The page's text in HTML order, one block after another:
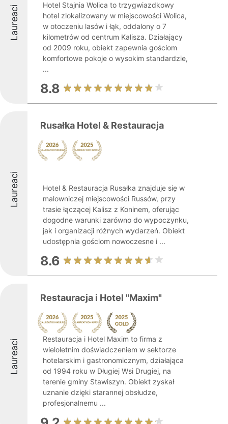
Laureaci
Hotel Stajnia Wolica to trzygwiazdkowy
hotel zlokalizowany w miejscowości Wolica,
w otoczeniu lasów i łąk, oddalony o 7
kilometrów od centrum Kalisza. Działający
od 2009 roku, obiekt zapewnia gościom
komfortowe pokoje o wysokim standardzie,
...
8.8
Laureaci
Rusałka Hotel & Restauracja
Hotel & Restauracja Rusałka znajduje się w
malowniczej miejscowości Russów, przy
trasie łączącej Kalisz z Koninem, oferując
dogodne warunki zarówno do wypoczynku,
jak i organizacji różnych wydarzeń. Obiekt
udostępnia gościom nowoczesne i ...
8.6
Laureaci
Restauracja i Hotel "Maxim"
Restauracja i Hotel Maxim to firma z
wieloletnim doświadczeniem w sektorze
hotelarskim i gastronomicznym, działająca
od 1994 roku w Długiej Wsi Drugiej, na
terenie gminy Stawiszyn. Obiekt zyskał
uznanie dzięki starannej obsłudze,
profesjonalnemu ...